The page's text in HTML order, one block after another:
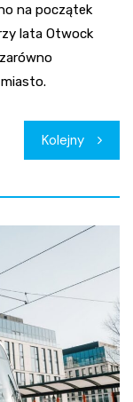
na początek
lata Otwock
Kolejny